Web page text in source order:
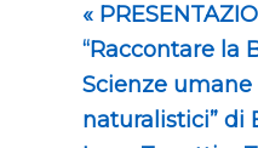
«
“Raccontare la
Scienze umane
naturalistici” di